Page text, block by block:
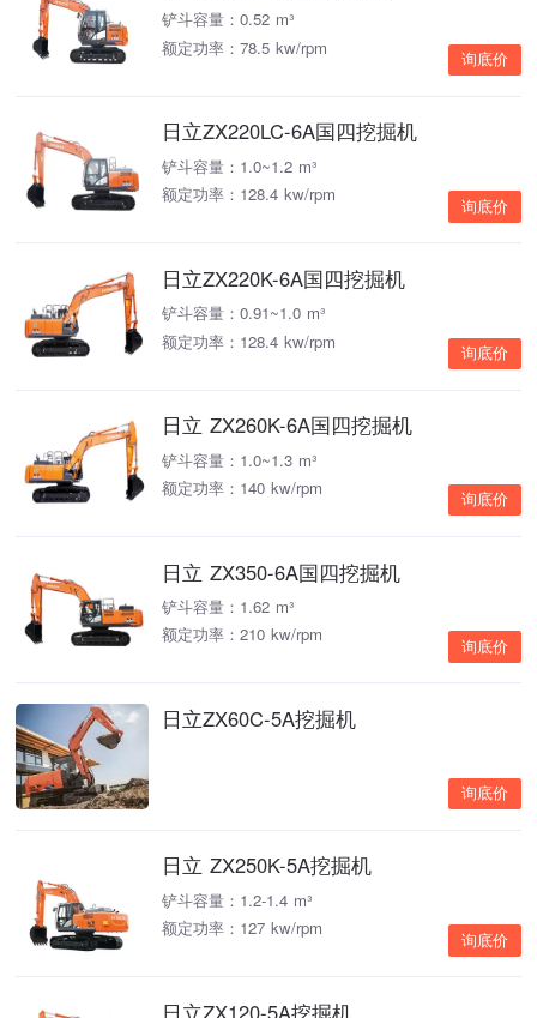
铲斗容量：0.52 m³
额定功率：78.5 kw/rpm
询底价
日立ZX220LC-6A国四挖掘机
铲斗容量：1.0~1.2 m³
额定功率：128.4 kw/rpm
询底价
日立ZX220K-6A国四挖掘机
铲斗容量：0.91~1.0 m³
额定功率：128.4 kw/rpm
询底价
日立 ZX260K-6A国四挖掘机
铲斗容量：1.0~1.3 m³
额定功率：140 kw/rpm
询底价
日立 ZX350-6A国四挖掘机
铲斗容量：1.62 m³
额定功率：210 kw/rpm
询底价
日立ZX60C-5A挖掘机
询底价
日立 ZX250K-5A挖掘机
铲斗容量：1.2-1.4 m³
额定功率：127 kw/rpm
询底价
日立ZX120-5A挖掘机